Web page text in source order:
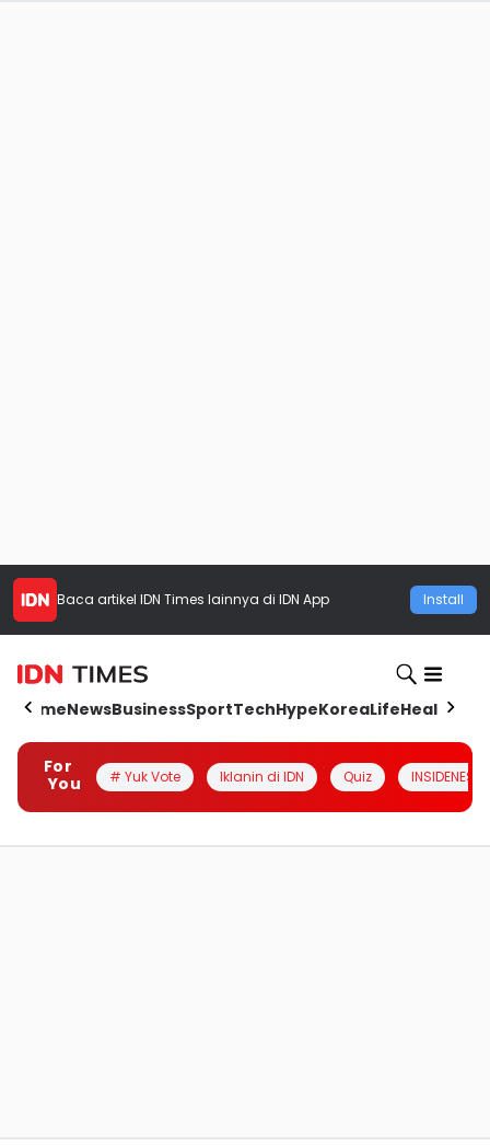
Baca artikel IDN Times lainnya di IDN App Install
HomeNewsBusinessSportTechHypeKoreaLifeHealth
For
You
# Yuk Vote Iklanin di IDN Quiz INSIDENESIA